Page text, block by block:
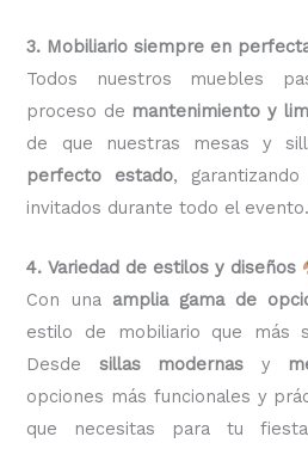
3. Mobiliario siempre en
Todos nuestros muebles
proceso de mantenimiento y
de que nuestras mesas y
perfecto estado,
invitados durante todo el evento.
4. Variedad de estilos y diseños
Con una amplia gama de
estilo de mobiliario que más
Desde sillas modernas y
opciones más funcionales y
que necesitas para tu